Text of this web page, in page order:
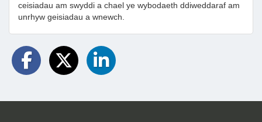
ceisiadau am swyddi a chael ye wybodaeth ddiweddaraf am
unrhyw geisiadau a wnewch.